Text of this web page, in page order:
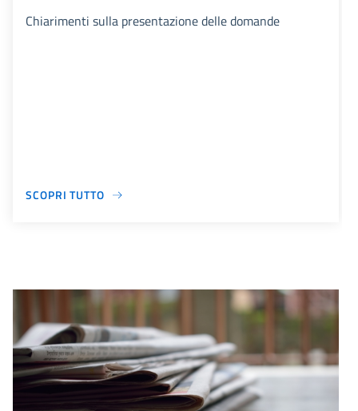
Chiarimenti sulla presentazione delle domande
SCOPRI TUTTO